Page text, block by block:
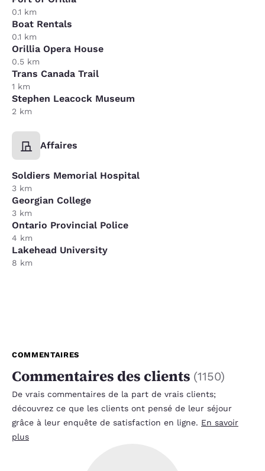
0.1 km
Boat Rentals
0.1 km
Orillia Opera House
0.5 km
Trans Canada Trail
1 km
Stephen Leacock Museum
2 km
Affaires
Soldiers Memorial Hospital
3 km
Georgian College
3 km
Ontario Provincial Police
4 km
Lakehead University
8 km
COMMENTAIRES
Commentaires des clients (1150)
De vrais commentaires de la part de vrais clients;
découvrez ce que les clients ont pensé de leur séjour
grâce à leur enquête de satisfaction en ligne. En savoir
plus